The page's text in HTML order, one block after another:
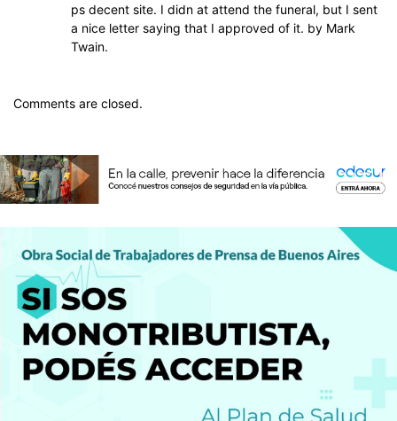
ps decent site. I didn at attend the funeral, but I sent
a nice letter saying that I approved of it. by Mark
Twain.
Comments are closed.